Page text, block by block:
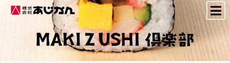
株式会社あじかん